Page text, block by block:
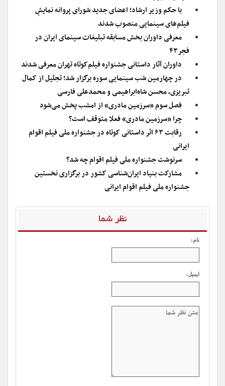
با حکم وزیر ارشاد؛ اعضای جدید شورای پروانه نمایشِ
فیلم‌های سینمایی منصوب شدند
معرفی داوران بخش مسابقه تبلیغات سینمای ایران در
فجر۴۳
داوران آثار داستانی جشنواره فیلم‌کوتاه تهران معرفی شدند
در چهارمین شب سینمایی سوره برگزار شد؛ تجلیل از کمال
تبریزی، محسن شاه‌ابراهیمی و محمدعلی فارسی
فصل سوم «سرزمین مادری» از امشب پخش می‌شود
چرا «سرزمین مادری» فعلا متوقف است؟
رقابت ۶۳ اثر داستانی کوتاه در جشنواره ملی فیلم اقوام
ایرانی
سرنوشت جشنواره ملی فیلم اقوام چه شد؟
مشارکت بنیاد ایران‌شناسی کشور در برگزاری نخستین
جشنواره ملی فیلم اقوام ایرانی
نظر شما
نام:
ایمیل: